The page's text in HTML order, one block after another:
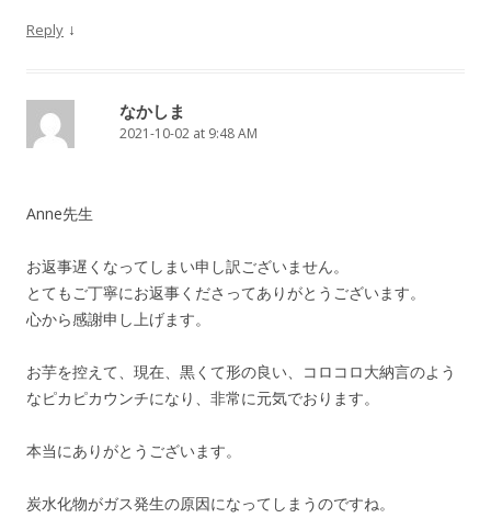
Reply ↓
なかしま
2021-10-02 at 9:48 AM
Anne先生
お返事遅くなってしまい申し訳ございません。
とてもご丁寧にお返事くださってありがとうございます。
心から感謝申し上げます。
お芋を控えて、現在、黒くて形の良い、コロコロ大納言のよう
なピカピカウンチになり、非常に元気でおります。
本当にありがとうございます。
炭水化物がガス発生の原因になってしまうのですね。